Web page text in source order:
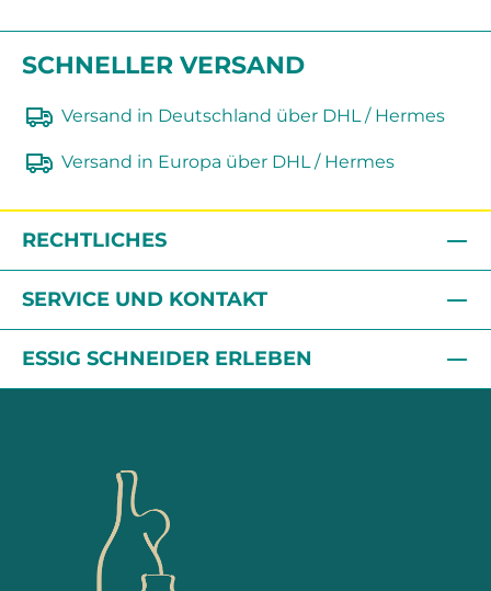
SCHNELLER VERSAND
Versand in Deutschland über DHL / Hermes
Versand in Europa über DHL / Hermes
RECHTLICHES
SERVICE UND KONTAKT
ESSIG SCHNEIDER ERLEBEN